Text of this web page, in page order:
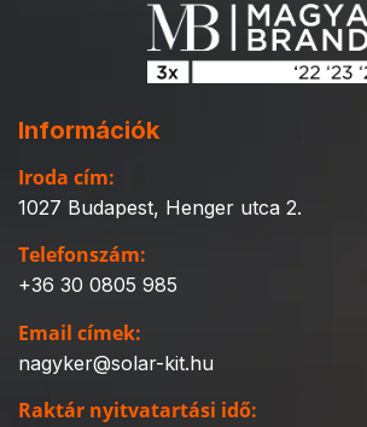
Információk
Iroda cím:
1027 Budapest, Henger utca 2.
Telefonszám:
+36 30 0805 985
Email címek:
nagyker@solar-kit.hu
Raktár nyitvatartási idő: